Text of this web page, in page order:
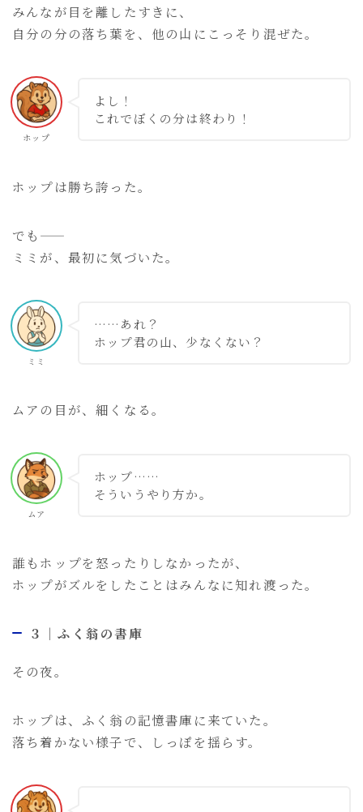
みんなが目を離したすきに、
自分の分の落ち葉を、他の山にこっそり混ぜた。
ホップ
よし！
これでぼくの分は終わり！
ホップは勝ち誇った。
でも――
ミミが、最初に気づいた。
ミミ
……あれ？
ホップ君の山、少なくない？
ムアの目が、細くなる。
ムア
ホップ……
そういうやり方か。
誰もホップを怒ったりしなかったが、
ホップがズルをしたことはみんなに知れ渡った。
３｜ふく翁の書庫
その夜。
ホップは、ふく翁の記憶書庫に来ていた。
落ち着かない様子で、しっぽを揺らす。